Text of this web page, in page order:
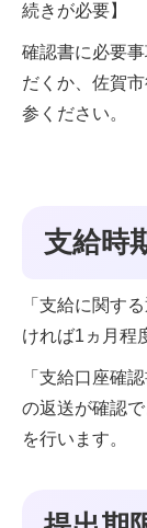
続きが必要】
確認書に必要
だくか、佐賀
参ください。
支給時
「支給に関す
ければ1ヵ月程
「支給口座確
の返送が確認
を行います。